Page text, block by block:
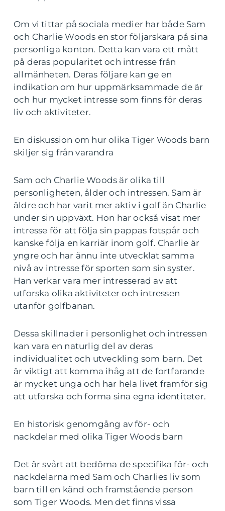
Om vi tittar på sociala medier har både Sam
och Charlie Woods en stor följarskara på sina
personliga konton. Detta kan vara ett mått
på deras popularitet och intresse från
allmänheten. Deras följare kan ge en
indikation om hur uppmärksammade de är
och hur mycket intresse som finns för deras
liv och aktiviteter.
En diskussion om hur olika Tiger Woods barn
skiljer sig från varandra
Sam och Charlie Woods är olika till
personligheten, ålder och intressen. Sam är
äldre och har varit mer aktiv i golf än Charlie
under sin uppväxt. Hon har också visat mer
intresse för att följa sin pappas fotspår och
kanske följa en karriär inom golf. Charlie är
yngre och har ännu inte utvecklat samma
nivå av intresse för sporten som sin syster.
Han verkar vara mer intresserad av att
utforska olika aktiviteter och intressen
utanför golfbanan.
Dessa skillnader i personlighet och intressen
kan vara en naturlig del av deras
individualitet och utveckling som barn. Det
är viktigt att komma ihåg att de fortfarande
är mycket unga och har hela livet framför sig
att utforska och forma sina egna identiteter.
En historisk genomgång av för- och
nackdelar med olika Tiger Woods barn
Det är svårt att bedöma de specifika för- och
nackdelarna med Sam och Charlies liv som
barn till en känd och framstående person
som Tiger Woods. Men det finns vissa